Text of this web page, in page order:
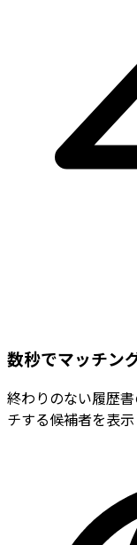
数秒でマッチン
終わりのない履歴
チする候補者を表示